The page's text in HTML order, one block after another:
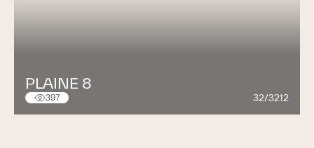
PLAINE 8
397 32/3212